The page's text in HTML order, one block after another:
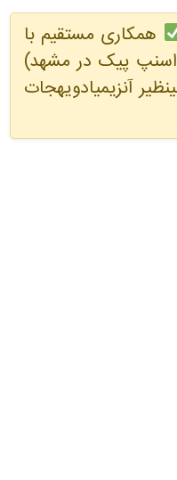
همکاری مستقیم با
اسنپ پیک در مشهد)
آنزیمیادویهجات